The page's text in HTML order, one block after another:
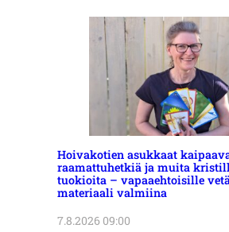
Hoivakotien asukkaat
raamattuhetkiä ja muita
tuokioita – vapaaehtoisille
materiaali valmiina
7.8.2026 09:00